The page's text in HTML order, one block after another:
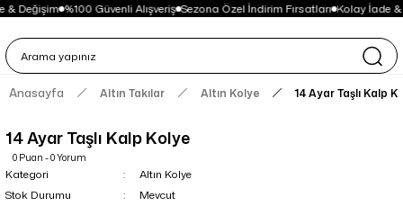
& Değişim %100 Güvenli Alışveriş Sezona Özel İndirim Fırsatları Kolay İade &
Anasayfa Altın Takılar Altın Kolye 14 Ayar Taşlı Kalp
14 Ayar Taşlı Kalp Kolye
0 Puan - 0 Yorum
Kategori
Altın Kolye
Stok Durumu
Mevcut